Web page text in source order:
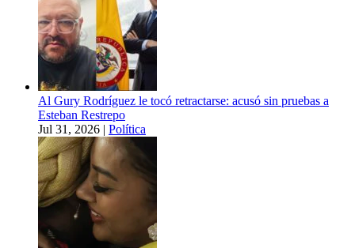
Al Gury Rodríguez le tocó retractarse: acusó sin pruebas a
Esteban Restrepo
Jul 31, 2026 | Política